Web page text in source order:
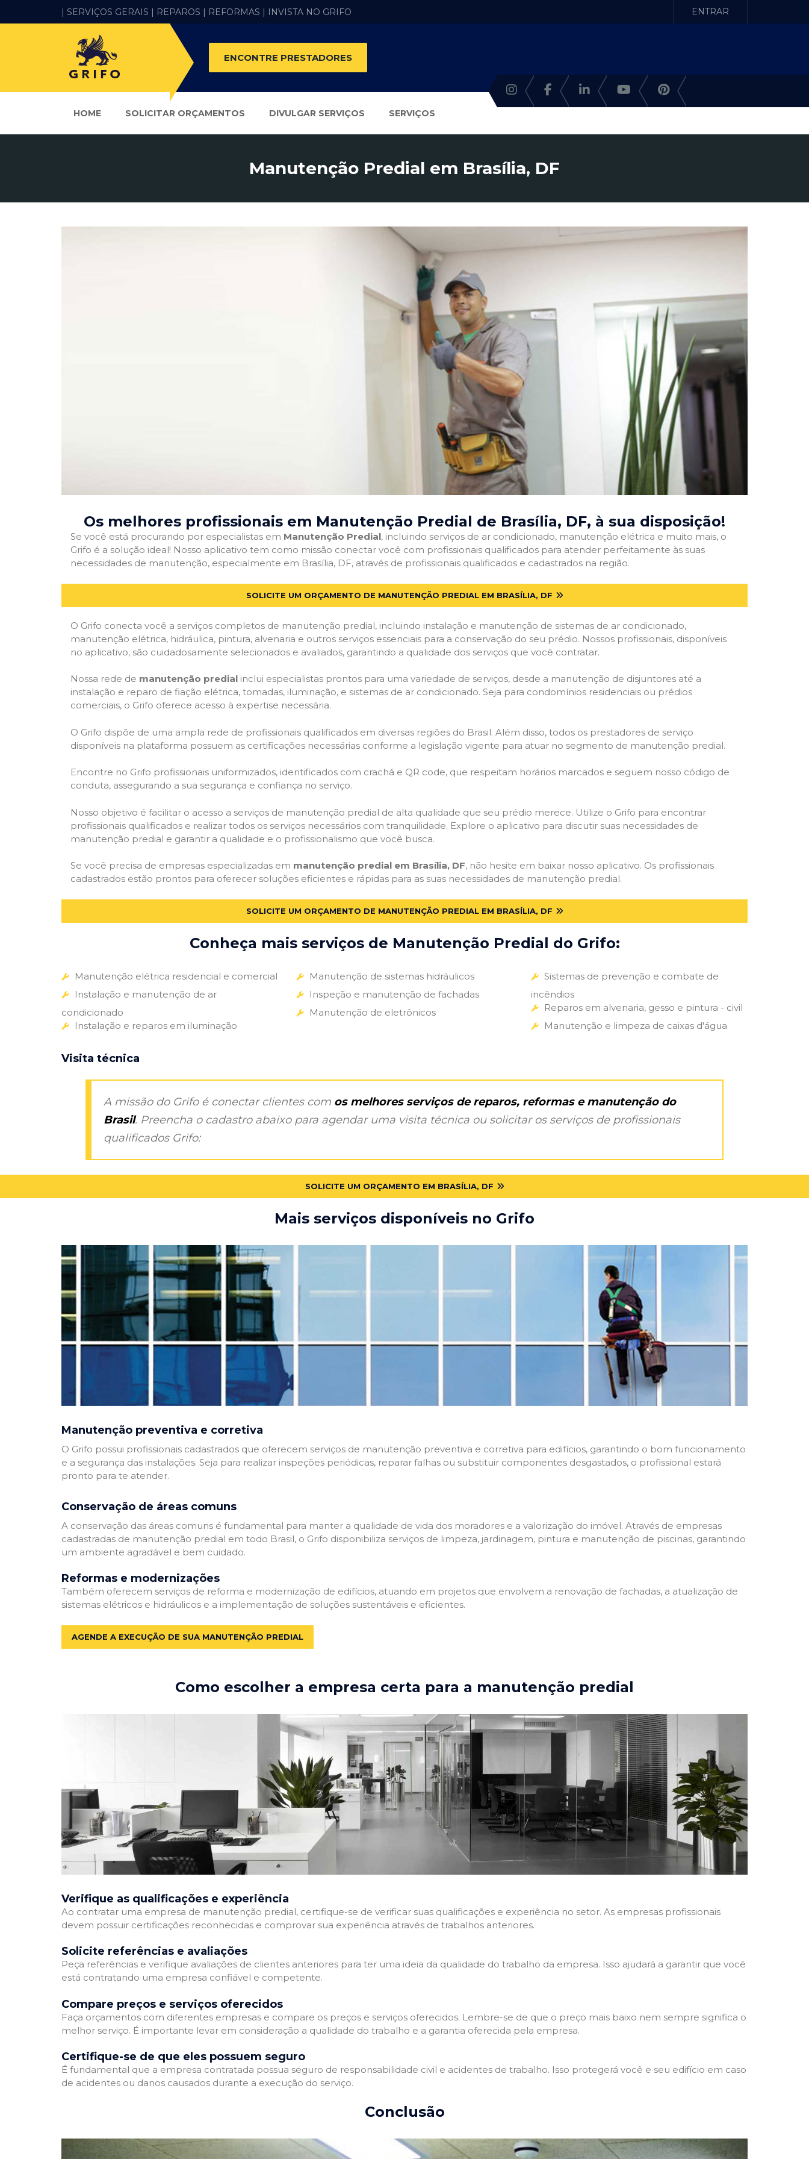
| SERVIÇOS GERAIS | REPAROS | REFORMAS | INVISTA NO GRIFO ENTRAR
ENCONTRE PRESTADORES
HOME SOLICITAR ORÇAMENTOS DIVULGAR SERVIÇOS SERVIÇOS
Manutenção Predial em Brasília, DF
Os melhores profissionais em Manutenção Predial de Brasília, DF, à sua disposição!
Se você está procurando por especialistas em Manutenção Predial, incluindo serviços de ar condicionado, manutenção elétrica e muito mais, o
Grifo é a solução ideal! Nosso aplicativo tem como missão conectar você com profissionais qualificados para atender perfeitamente às suas
necessidades de manutenção, especialmente em Brasília, DF, através de profissionais qualificados e cadastrados na região.
SOLICITE UM ORÇAMENTO DE MANUTENÇÃO PREDIAL EM BRASÍLIA, DF
O Grifo conecta você a serviços completos de manutenção predial, incluindo instalação e manutenção de sistemas de ar condicionado,
manutenção elétrica, hidráulica, pintura, alvenaria e outros serviços essenciais para a conservação do seu prédio. Nossos profissionais, disponíveis
no aplicativo, são cuidadosamente selecionados e avaliados, garantindo a qualidade dos serviços que você contratar.
Nossa rede de manutenção predial inclui especialistas prontos para uma variedade de serviços, desde a manutenção de disjuntores até a
instalação e reparo de fiação elétrica, tomadas, iluminação, e sistemas de ar condicionado. Seja para condomínios residenciais ou prédios
comerciais, o Grifo oferece acesso à expertise necessária.
O Grifo dispõe de uma ampla rede de profissionais qualificados em diversas regiões do Brasil. Além disso, todos os prestadores de serviço
disponíveis na plataforma possuem as certificações necessárias conforme a legislação vigente para atuar no segmento de manutenção predial.
Encontre no Grifo profissionais uniformizados, identificados com crachá e QR code, que respeitam horários marcados e seguem nosso código de
conduta, assegurando a sua segurança e confiança no serviço.
Nosso objetivo é facilitar o acesso a serviços de manutenção predial de alta qualidade que seu prédio merece. Utilize o Grifo para encontrar
profissionais qualificados e realizar todos os serviços necessários com tranquilidade. Explore o aplicativo para discutir suas necessidades de
manutenção predial e garantir a qualidade e o profissionalismo que você busca.
Se você precisa de empresas especializadas em manutenção predial em Brasília, DF, não hesite em baixar nosso aplicativo. Os profissionais
cadastrados estão prontos para oferecer soluções eficientes e rápidas para as suas necessidades de manutenção predial.
SOLICITE UM ORÇAMENTO DE MANUTENÇÃO PREDIAL EM BRASÍLIA, DF
Conheça mais serviços de Manutenção Predial do Grifo:
Manutenção elétrica residencial e comercial
Instalação e manutenção de ar
condicionado
Instalação e reparos em iluminação
Manutenção de sistemas hidráulicos
Inspeção e manutenção de fachadas
Manutenção de eletrônicos
Sistemas de prevenção e combate de
incêndios
Reparos em alvenaria, gesso e pintura - civil
Manutenção e limpeza de caixas d'água
Visita técnica
A missão do Grifo é conectar clientes com os melhores serviços de reparos, reformas e manutenção do
Brasil. Preencha o cadastro abaixo para agendar uma visita técnica ou solicitar os serviços de profissionais
qualificados Grifo:
SOLICITE UM ORÇAMENTO EM BRASÍLIA, DF
Mais serviços disponíveis no Grifo
Manutenção preventiva e corretiva
O Grifo possui profissionais cadastrados que oferecem serviços de manutenção preventiva e corretiva para edifícios, garantindo o bom funcionamento
e a segurança das instalações. Seja para realizar inspeções periódicas, reparar falhas ou substituir componentes desgastados, o profissional estará
pronto para te atender.
Conservação de áreas comuns
A conservação das áreas comuns é fundamental para manter a qualidade de vida dos moradores e a valorização do imóvel. Através de empresas
cadastradas de manutenção predial em todo Brasil, o Grifo disponibiliza serviços de limpeza, jardinagem, pintura e manutenção de piscinas, garantindo
um ambiente agradável e bem cuidado.
Reformas e modernizações
Também oferecem serviços de reforma e modernização de edifícios, atuando em projetos que envolvem a renovação de fachadas, a atualização de
sistemas elétricos e hidráulicos e a implementação de soluções sustentáveis e eficientes.
AGENDE A EXECUÇÃO DE SUA MANUTENÇÃO PREDIAL
Como escolher a empresa certa para a manutenção predial
Verifique as qualificações e experiência
Ao contratar uma empresa de manutenção predial, certifique-se de verificar suas qualificações e experiência no setor. As empresas profissionais
devem possuir certificações reconhecidas e comprovar sua experiência através de trabalhos anteriores.
Solicite referências e avaliações
Peça referências e verifique avaliações de clientes anteriores para ter uma ideia da qualidade do trabalho da empresa. Isso ajudará a garantir que você
está contratando uma empresa confiável e competente.
Compare preços e serviços oferecidos
Faça orçamentos com diferentes empresas e compare os preços e serviços oferecidos. Lembre-se de que o preço mais baixo nem sempre significa o
melhor serviço. É importante levar em consideração a qualidade do trabalho e a garantia oferecida pela empresa.
Certifique-se de que eles possuem seguro
É fundamental que a empresa contratada possua seguro de responsabilidade civil e acidentes de trabalho. Isso protegerá você e seu edifício em caso
de acidentes ou danos causados durante a execução do serviço.
Conclusão